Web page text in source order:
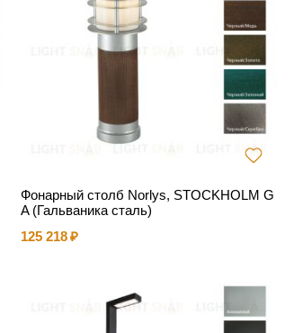
Фонарный столб Norlys, STOCKHOLM G
A (Гальваника сталь)
125 218